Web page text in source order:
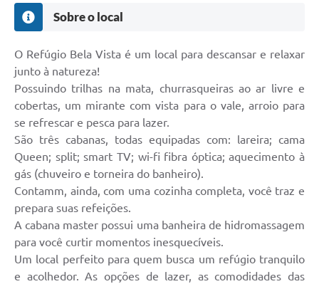
Sobre o local
O Refúgio Bela Vista é um local para descansar e relaxar
junto à natureza!
Possuindo trilhas na mata, churrasqueiras ao ar livre e
cobertas, um mirante com vista para o vale, arroio para
se refrescar e pesca para lazer.
São três cabanas, todas equipadas com: lareira; cama
Queen; split; smart TV; wi-fi fibra óptica; aquecimento à
gás (chuveiro e torneira do banheiro).
Contamm, ainda, com uma cozinha completa, você traz e
prepara suas refeições.
A cabana master possui uma banheira de hidromassagem
para você curtir momentos inesquecíveis.
Um local perfeito para quem busca um refúgio tranquilo
e acolhedor. As opções de lazer, as comodidades das